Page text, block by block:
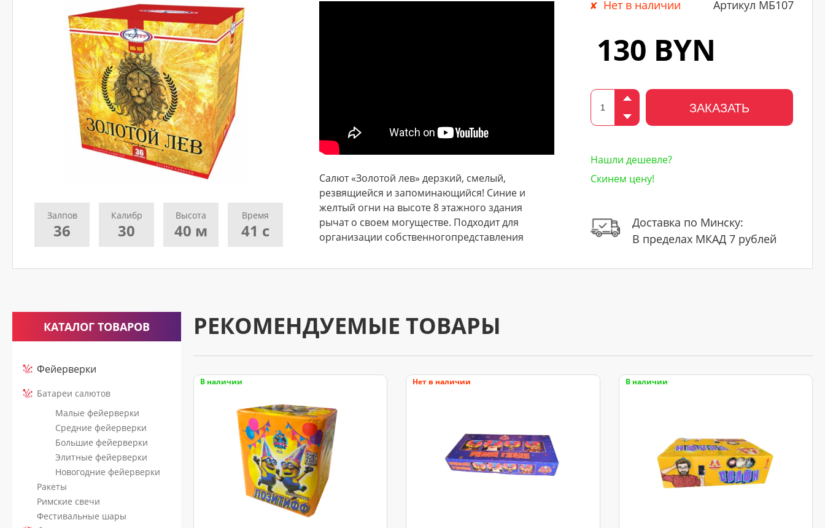
Залпов
36
Калибр
30
Высота
40 м
Время
41 с
Салют «Золотой лев» дерзкий, смелый,
резвящиейся и запоминающийся! Синие и
желтый огни на высоте 8 этажного здания
рычат о своем могуществе. Подходит для
организации собственногопредставления
Нет в наличии Артикул МБ107
130 BYN
ЗАКАЗАТЬ
Нашли дешевле?
Скинем цену!
Доставка по Минску:
В пределах МКАД 7 рублей
КАТАЛОГ ТОВАРОВ
Фейерверки
Батареи салютов
Малые фейерверки
Средние фейерверки
Большие фейерверки
Элитные фейерверки
Новогодние фейерверки
Ракеты
Римские свечи
Фестивальные шары
РЕКОМЕНДУЕМЫЕ ТОВАРЫ
В наличии Нет в наличии В наличии
Ваш
номер
телефона
ДОСТАВКА
Адрес
(город,
улица,
Заказ
к
исполнению
после
звонка
нашего
менеджера.